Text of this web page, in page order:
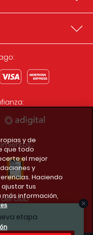
etapa
club
y de
que todo
el mejor
y
Haciendo
ajustar tus
información,